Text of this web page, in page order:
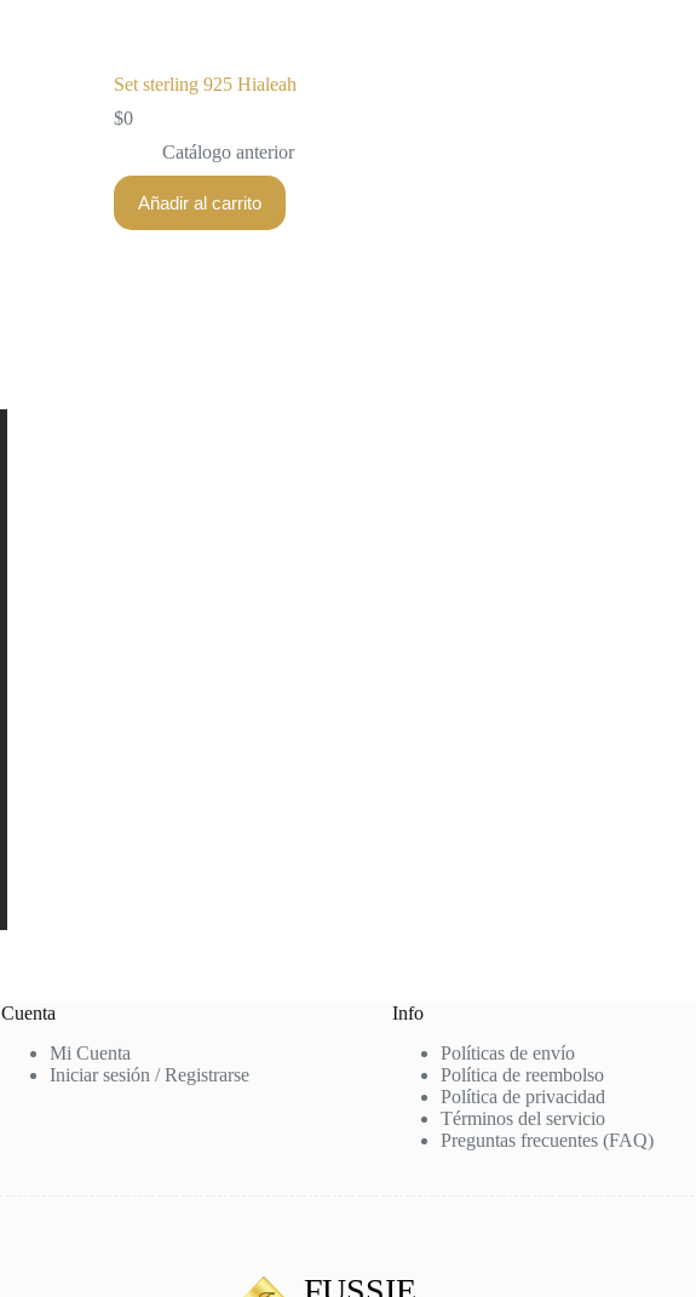
Set sterling 925 Hialeah
$0
Catálogo anterior
Añadir al carrito
Cuenta
Mi Cuenta
Iniciar sesión / Registrarse
Info
Políticas de envío
Política de reembolso
Política de privacidad
Términos del servicio
Preguntas frecuentes (FAQ)